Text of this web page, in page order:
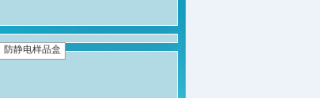
防静电样品盒